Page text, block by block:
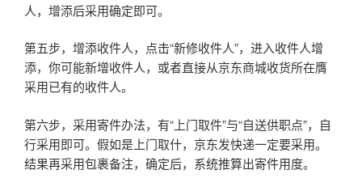
人，增添后采用确定即可。
第五步，增添收件人，点击“新修收件人”，进入收件人增
添，你可能新增收件人，或者直接从京东商城收货所在膺
采用已有的收件人。
第六步，采用寄件办法，有“上门取件”与“自送供职点”，自
行采用即可。假如是上门取什，京东发快递一定要采用。
结果再采用包裹备注，确定后，系统推算出寄件用度。